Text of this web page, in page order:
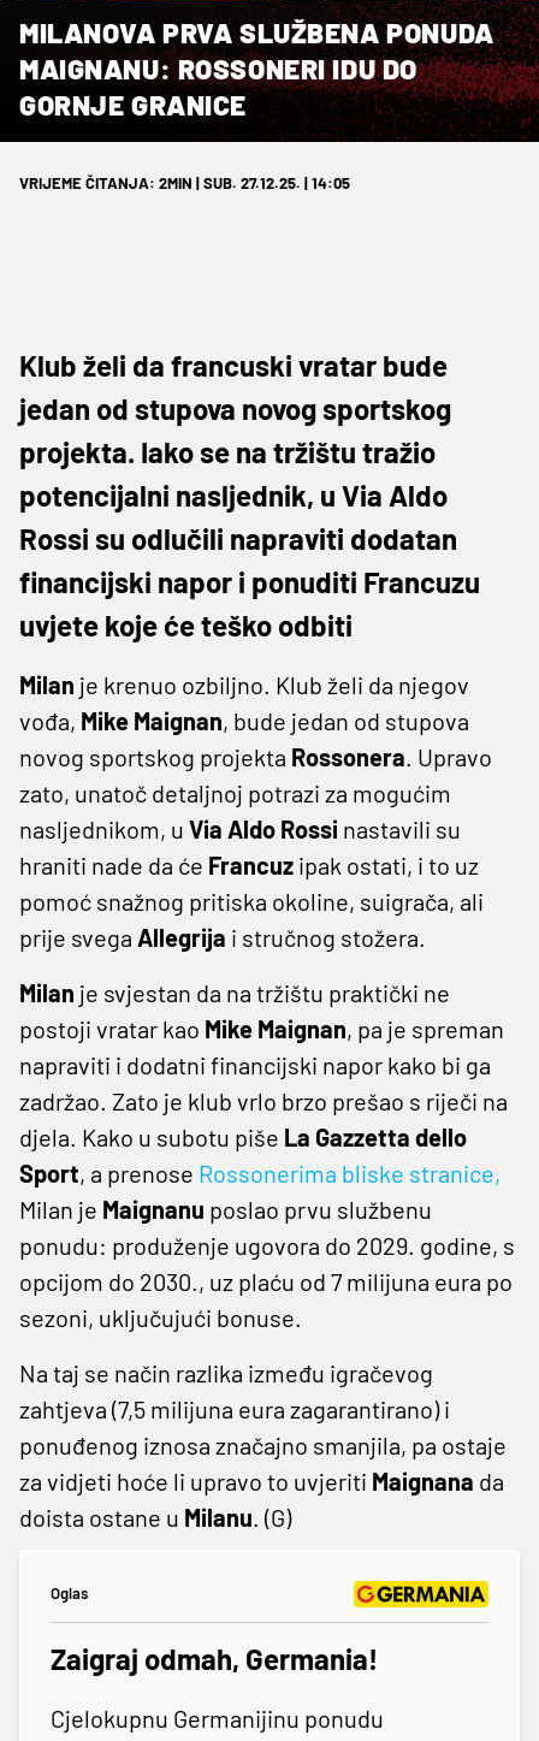
MILANOVA PRVA SLUŽBENA PONUDA
MAIGNANU: ROSSONERI IDU DO
GORNJE GRANICE
VRIJEME ČITANJA: 2MIN | SUB. 27.12.25. | 14:05
Klub želi da francuski vratar bude
jedan od stupova novog sportskog
projekta. Iako se na tržištu tražio
potencijalni nasljednik, u Via Aldo
Rossi su odlučili napraviti dodatan
financijski napor i ponuditi Francuzu
uvjete koje će teško odbiti
Milan je krenuo ozbiljno. Klub želi da njegov
vođa, Mike Maignan, bude jedan od stupova
novog sportskog projekta Rossonera. Upravo
zato, unatoč detaljnoj potrazi za mogućim
nasljednikom, u Via Aldo Rossi nastavili su
hraniti nade da će Francuz ipak ostati, i to uz
pomoć snažnog pritiska okoline, suigrača, ali
prije svega Allegrija i stručnog stožera.
Milan je svjestan da na tržištu praktički ne
postoji vratar kao Mike Maignan, pa je spreman
napraviti i dodatni financijski napor kako bi ga
zadržao. Zato je klub vrlo brzo prešao s riječi na
djela. Kako u subotu piše La Gazzetta dello
Sport, a prenose Rossonerima bliske stranice,
Milan je Maignanu poslao prvu službenu
ponudu: produženje ugovora do 2029. godine, s
opcijom do 2030., uz plaću od 7 milijuna eura po
sezoni, uključujući bonuse.
Na taj se način razlika između igračevog
zahtjeva (7,5 milijuna eura zagarantirano) i
ponuđenog iznosa značajno smanjila, pa ostaje
za vidjeti hoće li upravo to uvjeriti Maignana da
doista ostane u Milanu. (G)
Oglas
Zaigraj odmah, Germania!
Cjelokupnu Germanijinu ponudu